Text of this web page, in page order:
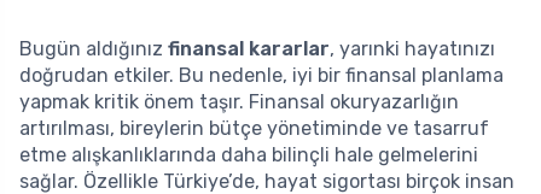
Bugün aldığınız finansal kararlar, yarınki hayatınızı
doğrudan etkiler. Bu nedenle, iyi bir finansal planlama
yapmak kritik önem taşır. Finansal okuryazarlığın
artırılması, bireylerin bütçe yönetiminde ve tasarruf
etme alışkanlıklarında daha bilinçli hale gelmelerini
sağlar. Özellikle Türkiye’de, hayat sigortası birçok insan